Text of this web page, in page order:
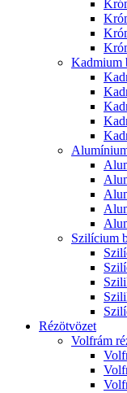
Kadmium
Szilícium
Rézötvözet
Volfrám